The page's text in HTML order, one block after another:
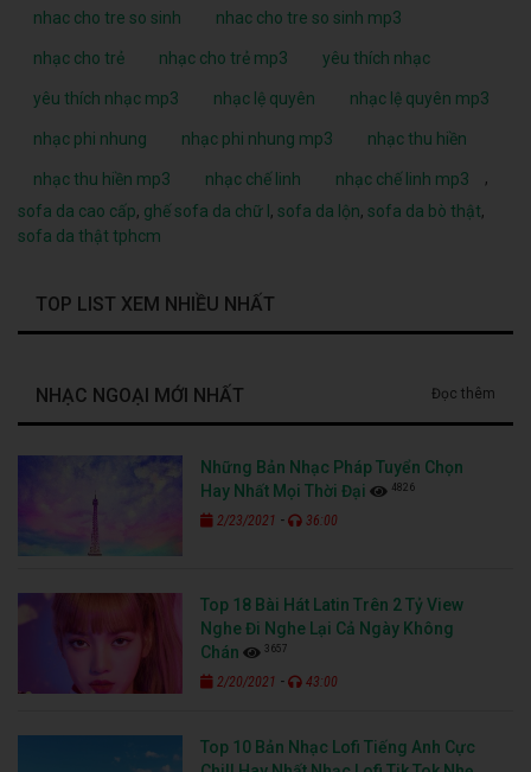
nhac cho tre so sinh nhac cho tre so sinh mp3
nhạc cho trẻ nhạc cho trẻ mp3 yêu thích nhạc
yêu thích nhạc mp3 nhạc lệ quyên nhạc lệ quyên mp3
nhạc phi nhung nhạc phi nhung mp3 nhạc thu hiền
nhạc thu hiền mp3 nhạc chế linh nhạc chế linh mp3
,
sofa da cao cấp, ghế sofa da chữ l , sofa da lộn, sofa da bò thật,
sofa da thật tphcm
TOP LIST XEM NHIỀU NHẤT
NHẠC NGOẠI MỚI NHẤT Đọc thêm
Những Bản Nhạc Pháp Tuyển Chọn
Hay Nhất Mọi Thời Đại
4826
2/23/2021 - 36:00
Top 18 Bài Hát Latin Trên 2 Tỷ View
Nghe Đi Nghe Lại Cả Ngày Không
Chán
3657
2/20/2021 - 43:00
Top 10 Bản Nhạc Lofi Tiếng Anh Cực